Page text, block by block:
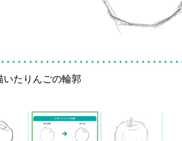
いたりんごの輪郭